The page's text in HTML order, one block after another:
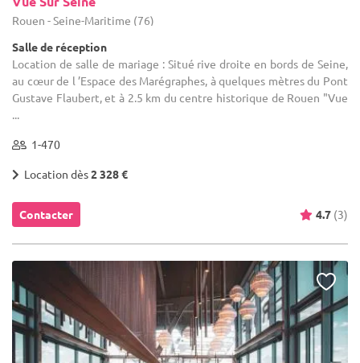
Rouen - Seine-Maritime (76)
Salle de réception
Location de salle de mariage : Situé rive droite en bords de Seine,
au cœur de l ’Espace des Marégraphes, à quelques mètres du Pont
Gustave Flaubert, et à 2.5 km du centre historique de Rouen "Vue
...
1-470
Location dès2 328 €
Contacter 4.7 (3)